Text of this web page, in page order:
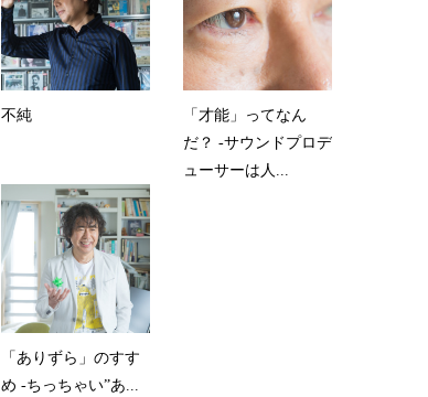
不純
「才能」ってなん
だ？ -サウンドプロデ
ューサーは人...
「ありずら」のすす
め -ちっちゃい”あ...